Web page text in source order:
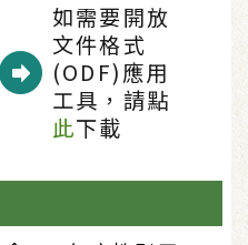
如需要開放
文件格式
(ODF)應用
工具，請點
此下載